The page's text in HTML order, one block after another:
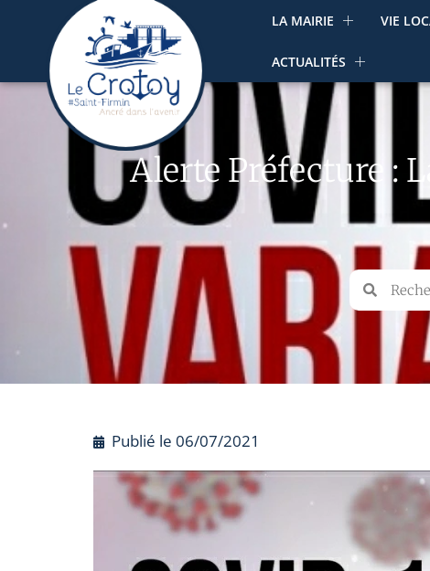
LA MAIRIE VIE
ACTUALITÉS
Alerte Préfecture :
Publié le 06/07/2021